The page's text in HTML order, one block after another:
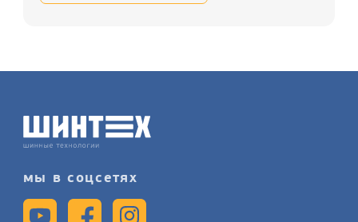
регионов: Херсон, Николаев, Одесса
кованые диски для колес у Нас,
дисков детальнее на сайте.
мы в соцсетях